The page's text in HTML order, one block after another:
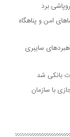
برد
امن و پناهگاه
سایبری
بانکی شد
با سازمان